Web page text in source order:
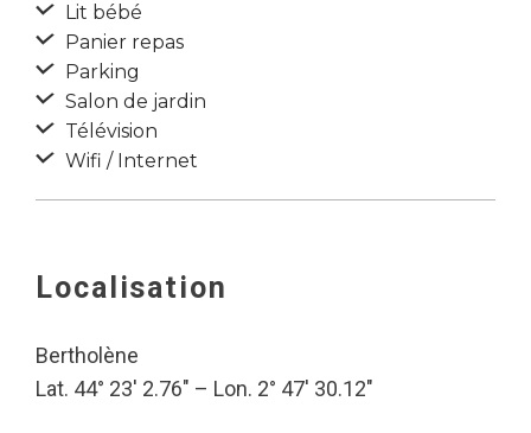
Lit bébé
Panier repas
Parking
Salon de jardin
Télévision
Wifi / Internet
Localisation
Bertholène
Lat. 44° 23′ 2.76″ – Lon. 2° 47′ 30.12″